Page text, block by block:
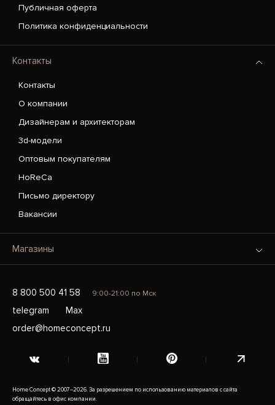
Публичная оферта
Политика конфиденциальности
Контакты
Контакты
О компании
Дизайнерам и архитекторам
3d-модели
Оптовым покупателям
HoReCa
Письмо директору
Вакансии
Магазины
8 800 500 41 58 9:00-21:00 по Мск
telegram
Max
order@homeconcept.ru
Home Concept © 2007–2026. За разрешением по использованию материалов с сайта
обращайтесь в офис компании.